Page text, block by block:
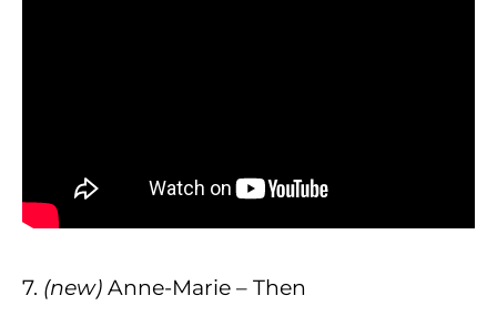
7. (new) Anne-Marie – Then